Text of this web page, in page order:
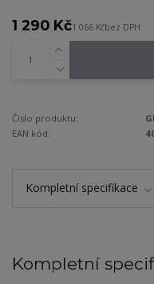
1 290 Kč1 066 Kčbez DPH
Číslo produktu:
EAN kód:
Kompletní specifikace
Kompletní